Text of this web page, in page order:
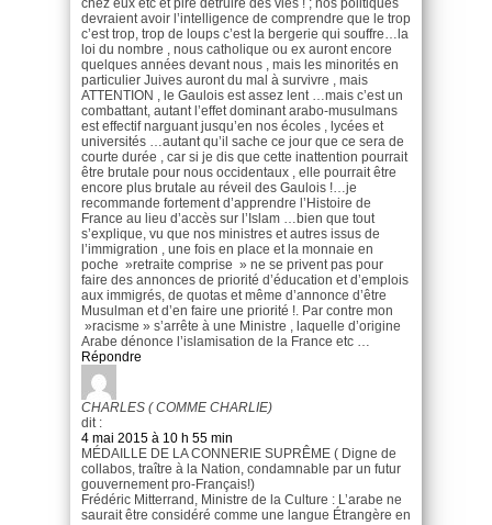
chez eux etc et pire détruire des vies ! ; nos politiques
devraient avoir l’intelligence de comprendre que le trop
c’est trop, trop de loups c’est la bergerie qui souffre…la
loi du nombre , nous catholique ou ex auront encore
quelques années devant nous , mais les minorités en
particulier Juives auront du mal à survivre , mais
ATTENTION , le Gaulois est assez lent …mais c’est un
combattant, autant l’effet dominant arabo-musulmans
est effectif narguant jusqu’en nos écoles , lycées et
universités …autant qu’il sache ce jour que ce sera de
courte durée , car si je dis que cette inattention pourrait
être brutale pour nous occidentaux , elle pourrait être
encore plus brutale au réveil des Gaulois !…je
recommande fortement d’apprendre l’Histoire de
France au lieu d’accès sur l’Islam …bien que tout
s’explique, vu que nos ministres et autres issus de
l’immigration , une fois en place et la monnaie en
poche »retraite comprise » ne se privent pas pour
faire des annonces de priorité d’éducation et d’emplois
aux immigrés, de quotas et même d’annonce d’être
Musulman et d’en faire une priorité !. Par contre mon
»racisme » s’arrête à une Ministre , laquelle d’origine
Arabe dénonce l’islamisation de la France etc …
Répondre
CHARLES ( COMME CHARLIE)
dit :
4 mai 2015 à 10 h 55 min
MÉDAILLE DE LA CONNERIE SUPRÊME ( Digne de
collabos, traître à la Nation, condamnable par un futur
gouvernement pro-Français!)
Frédéric Mitterrand, Ministre de la Culture : L’arabe ne
saurait être considéré comme une langue Étrangère en